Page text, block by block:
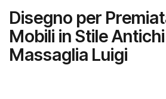
Disegno per
Mobili in Stile
Massaglia Luigi